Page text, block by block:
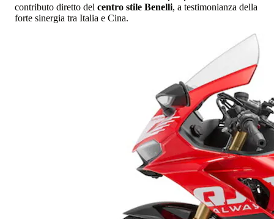
contributo diretto del centro stile Benelli, a testimonianza della
forte sinergia tra Italia e Cina.